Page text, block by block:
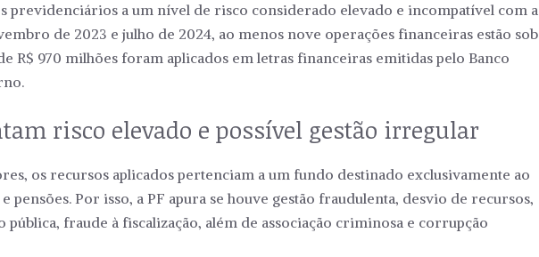
previdenciários a um nível de risco considerado elevado e incompatível com a
de 2023 e julho de 2024, ao menos nove operações financeiras estão sob
R$ 970 milhões foram aplicados em letras financeiras emitidas pelo Banco
risco elevado e possível gestão irregular
os recursos aplicados pertenciam a um fundo destinado exclusivamente ao
pensões. Por isso, a PF apura se houve gestão fraudulenta, desvio de recursos,
fraude à fiscalização, além de associação criminosa e corrupção